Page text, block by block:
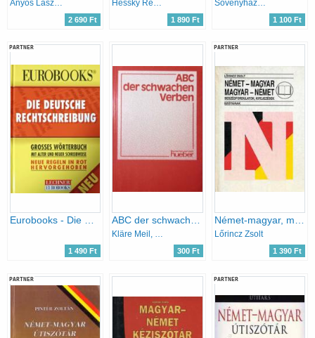
Ányos László; Dieter Solf
2 690 Ft
Hessky Regina (Szerk.)
1 890 Ft
Sövényházy Edit
1 100 Ft
PARTNER
Eurobooks - Die Deutsche Rechtschreibung - Grosses Wörterbuch mit alter und neuer Schreibweise
1 490 Ft
ABC der schwachen Verben
Kläre Meil, Margit Arndt
300 Ft
PARTNER
Német-magyar, magyar-német beszédfordulatok, kifejezések
Lőrincz Zsolt
1 390 Ft
PARTNER PARTNER